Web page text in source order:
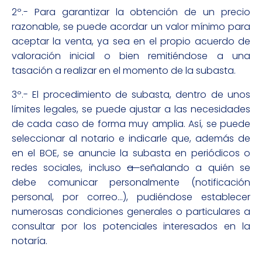
2º.- Para garantizar la obtención de un precio
razonable, se puede acordar un valor mínimo para
aceptar la venta, ya sea en el propio acuerdo de
valoración inicial o bien remitiéndose a una
tasación a realizar en el momento de la subasta.
3º.- El procedimiento de subasta, dentro de unos
límites legales, se puede ajustar a las necesidades
de cada caso de forma muy amplia. Así, se puede
seleccionar al notario e indicarle que, además de
en el BOE, se anuncie la subasta en periódicos o
redes sociales, inclusoaseñalando a quién se
debe comunicar personalmente (notificación
personal, por correo…), pudiéndose establecer
numerosas condiciones generales o particulares a
consultar por los potenciales interesados en la
notaría.